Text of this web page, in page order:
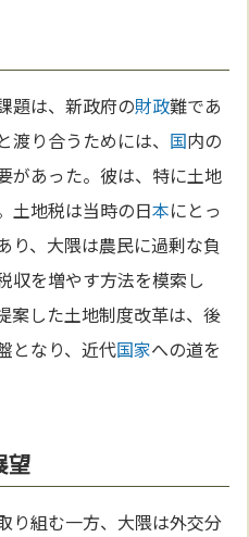
題は、新政府の財政難であ
渡り合うためには、 国内の
があった。彼は、特に土地
土地税は当時の日本にとっ
り、大隈は農民に過剰な負
収を増やす方法を模索し
案した土地制度改革は、後
となり、近代国家への道を
望
り組む一方、大隈は外交分